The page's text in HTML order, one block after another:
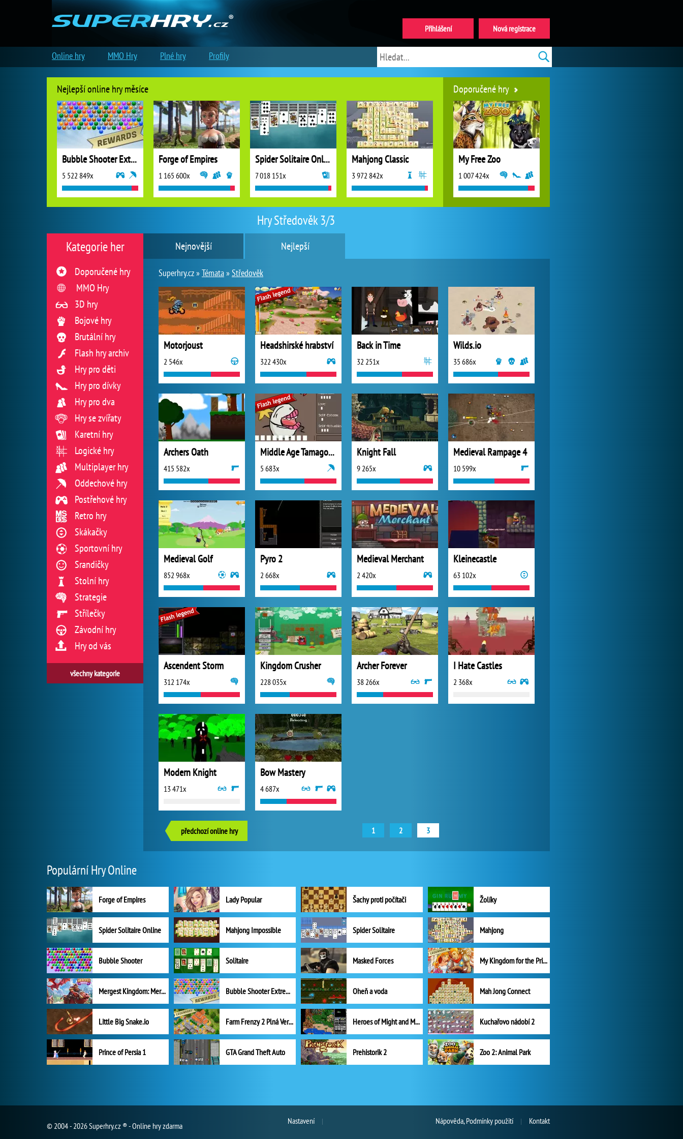
Hry Středověk 3/3
Nejnovější Nejlepší
Superhry.cz »Témata»Středověk
Motorjoust
2 546x
Headshirské hrabství
322 430x
Back in Time
32 251x
Wilds.io
35 686x
Archers Oath
415 582x
Middle Age Tamagotchi
5 683x
Knight Fall
9 265x
Medieval Rampage 4
10 599x
Medieval Golf
852 968x
Pyro 2
2 668x
Medieval Merchant
2 420x
Kleinecastle
63 102x
Ascendent Storm
312 174x
Kingdom Crusher
228 035x
Archer Forever
38 266x
I Hate Castles
2 368x
Modern Knight
13 471x
Bow Mastery
4 687x
předchozí online hry 1 2 3
Kategorie her
Doporučené hry
MMO Hry
3D hry
Bojové hry
Brutální hry
Flash hry archiv
Hry pro děti
Hry pro dívky
Hry pro dva
Hry se zvířaty
Karetní hry
Logické hry
Multiplayer hry
Oddechové hry
Postřehové hry
Retro hry
Skákačky
Sportovní hry
Srandičky
Stolní hry
Strategie
Střílečky
Závodní hry
Hry od vás
všechny kategorie
Nejlepší online hry měsíce
Bubble Shooter Extreme
5 522 849x
Forge of Empires
1 165 600x
Spider Solitaire Online
7 018 151x
Mahjong Classic
3 972 842x
Doporučené hry
My Free Zoo
1 007 424x
Zoo 2: Animal Park
Forge of Empires
Populární Hry Online
Forge of Empires Lady Popular Šachy proti počítači Žolíky
Spider Solitaire Online Mahjong Impossible Spider Solitaire Mahjong
Bubble Shooter Solitaire Masked Forces My Kingdom for the Princess Plná verze
Mergest Kingdom: Merge Puzzle Bubble Shooter Extreme Oheň a voda Mah Jong Connect
Little Big Snake.io Farm Frenzy 2 Plná Verze Heroes of Might and Magic II Kuchařovo nádobí 2
Prince of Persia 1 GTA Grand Theft Auto Prehistorik 2 Zoo 2: Animal Park
Nastavení
© 2004 - 2026 Superhry.cz ® - Online hry zdarma Nápověda, Podmínky použití Kontakt
Nová registrace
Přihlášení
Online hry MMO Hry Plné hry Profily